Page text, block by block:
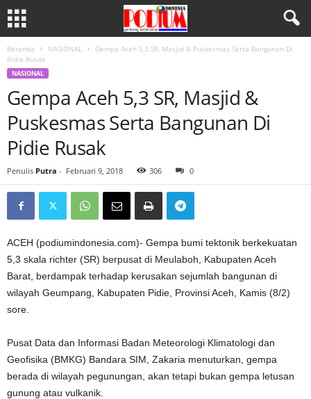
Beranda NASIONAL
Gempa Aceh 5,3 SR, Masjid & Puskesmas Serta Bangunan Di
Pidie Rusak
NASIONAL
Gempa Aceh 5,3 SR, Masjid &
Puskesmas Serta Bangunan Di
Pidie Rusak
Penulis Putra - Februari 9, 2018 306 0
ACEH (podiumindonesia.com)- Gempa bumi tektonik berkekuatan
5,3 skala richter (SR) berpusat di Meulaboh, Kabupaten Aceh
Barat, berdampak terhadap kerusakan sejumlah bangunan di
wilayah Geumpang, Kabupaten Pidie, Provinsi Aceh, Kamis (8/2)
sore.
Pusat Data dan Informasi Badan Meteorologi Klimatologi dan
Geofisika (BMKG) Bandara SIM, Zakaria menuturkan, gempa
berada di wilayah pegunungan, akan tetapi bukan gempa letusan
gunung atau vulkanik.